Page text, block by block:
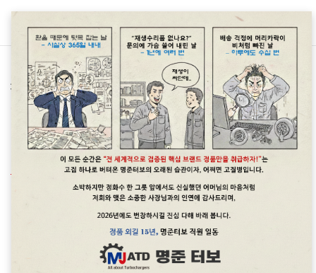
차종별 터보차저 정보/폭스바겐 Volkswagen
폭스바겐 폴로(Polo) 1.6tdi 터보차저정보<
명준 Turbo ATD>
명준 Turbo ATD 2023. 2. 12. 09:28
폭스바겐 폴로(Polo) 1.6tdi 터보는 완파가 되는 경우가 많습
터보관련문의: 010 6294 3481